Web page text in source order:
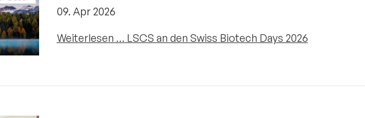
09. Apr 2026
Weiterlesen … LSCS an den Swiss Biotech Days 2026